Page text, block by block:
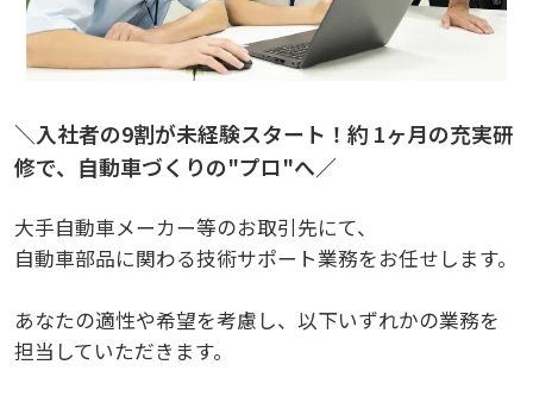
＼入社者の9割が未経験スタート！約 1ヶ月の充実研
修で、自動車づくりの"プロ"へ／
大手自動車メーカー等のお取引先にて、
自動車部品に関わる技術サポート業務をお任せします。
あなたの適性や希望を考慮し、以下いずれかの業務を
担当していただきます。